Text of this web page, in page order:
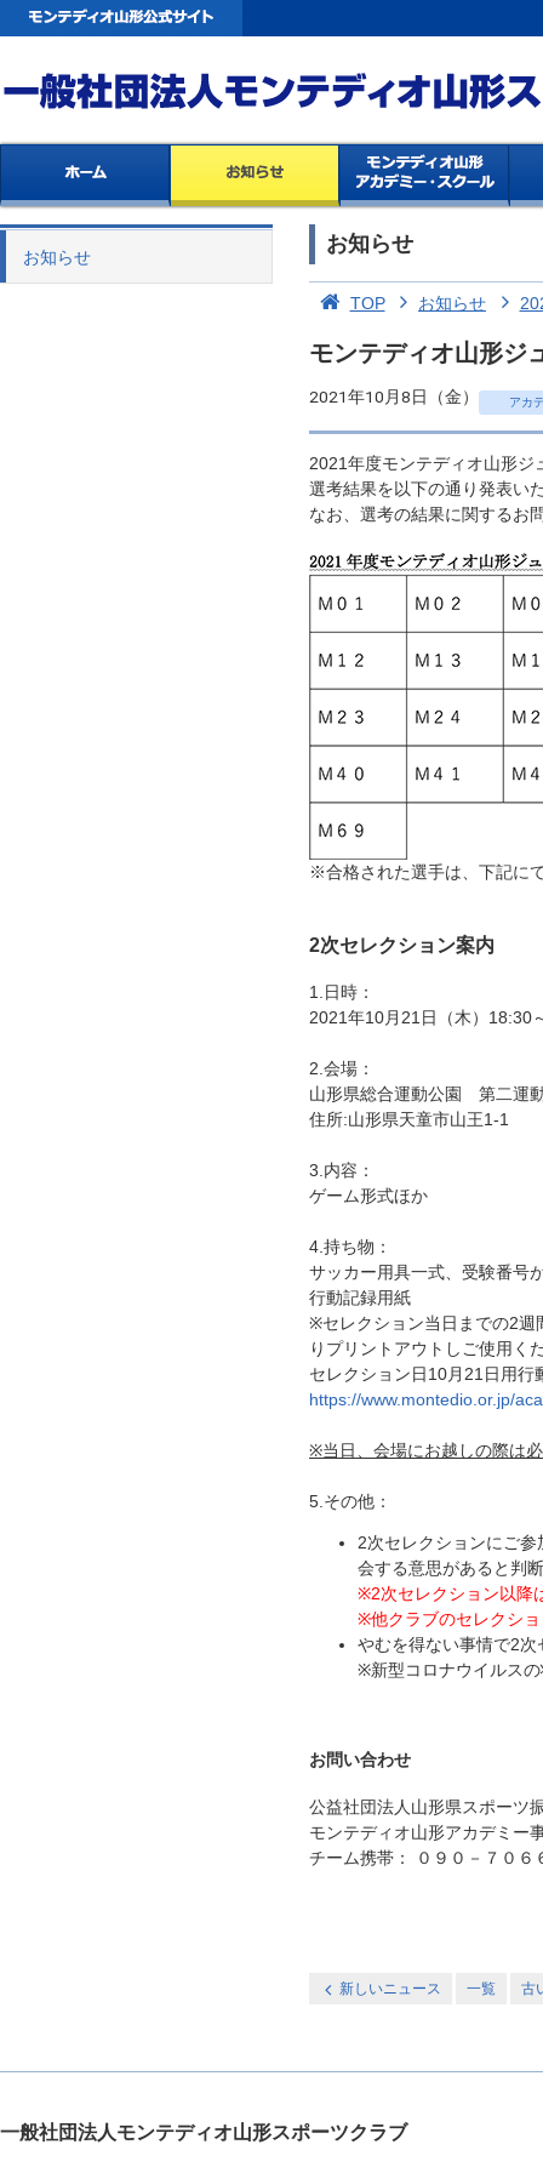
お知らせ
お知らせ
TOP お知らせ
モンテディオ山形
2021年10月8日（金） アカ
2021年度モンテディオ山形ジ
選考結果を以下の通り発表い
なお、選考の結果に関するお
※合格された選手は、下記に
2次セレクション案内
1.日時：
2021年10月21日（木）
2.会場：
山形県総合運動公園 第二運
住所:山形県天童市山王1-1
3.内容：
ゲーム形式ほか
4.持ち物：
サッカー用具一式、受験番
行動記録用紙
※セレクション当日までの2週
りプリントアウトしご使用く
セレクション日10月21日用行
https://www.montedio.or.jp/
※当日、会場にお越しの際は
5.その他：
2次セレクションにご
会する意思があると判
※2次セレクション以降
※他クラブのセレクシ
やむを得ない事情で2
※新型コロナウイルス
お問い合わせ
公益社団法人山形県スポーツ
モンテディオ山形アカデミー
チーム携帯： ０９０－７０６
新しいニュース 一覧 古
一般社団法人モンテディオ山形スポーツクラブ